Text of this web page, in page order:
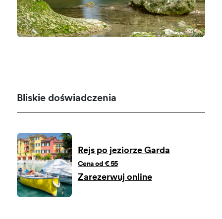
Bliskie doświadczenia
Rejs po jeziorze Garda
Cena od € 55
Zarezerwuj online